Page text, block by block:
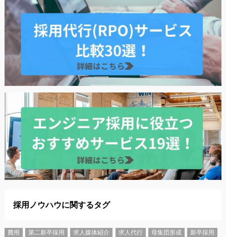
採用ノウハウに関するタグ
費用 第二新卒採用 求人媒体紹介 求人代行 母集団形成 新卒採用